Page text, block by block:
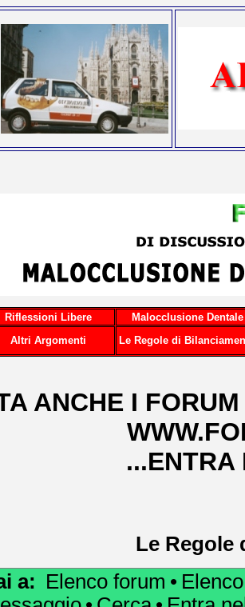
Riflessioni Libere
Malocclusione Dentale
Altri Argomenti
Le Regole di
ANCHE I
...ENTRA
Le Regole
a: Elenco forum •